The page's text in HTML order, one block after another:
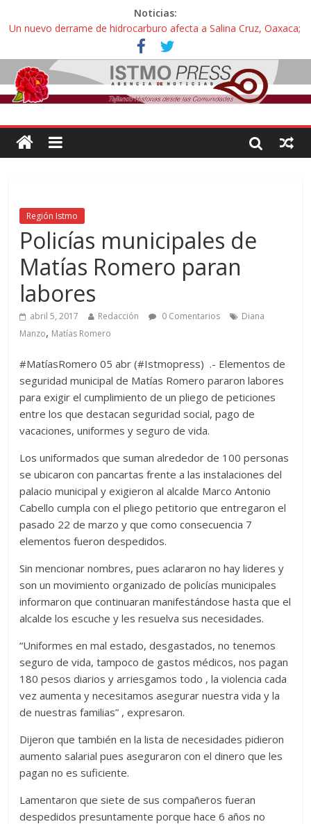
Noticias:
Un nuevo derrame de hidrocarburo afecta a Salina Cruz, Oaxaca;
ahora pescadores de Salinas del Marqués denuncian daños de
Pemex
Ángel, el joven autista expulsado por la Universidad Bienestar de
Ixtepec, Oaxaca vuelve a las aulas tras amparo
Familiares de periodista Alejandro Leyva se reúnen con titular de
intelectuales de su asesinato
Alertan pescadores de Juchitán, Oaxaca de nuevo despojo de su
Región Istmo
Policías municipales de
Matías Romero paran
labores
abril 5, 2017 Redacción 0 Comentarios
Diana
Manzo, Matías Romero
#MatíasRomero 05 abr (#Istmopress) .- Elementos de
seguridad municipal de Matías Romero pararon labores
para exigir el cumplimiento de un pliego de peticiones
entre los que destacan seguridad social, pago de
vacaciones, uniformes y seguro de vida.
Los uniformados que suman alrededor de 100 personas
se ubicaron con pancartas frente a las instalaciones del
palacio municipal y exigieron al alcalde Marco Antonio
Cabello cumpla con el pliego petitorio que entregaron el
pasado 22 de marzo y que como consecuencia 7
elementos fueron despedidos.
Sin mencionar nombres, pues aclararon no hay lideres y
son un movimiento organizado de policías municipales
informaron que continuaran manifestándose hasta que el
alcalde los escuche y les resuelva sus necesidades.
“Uniformes en mal estado, desgastados, no tenemos
seguro de vida, tampoco de gastos médicos, nos pagan
180 pesos diarios y arriesgamos todo , la violencia cada
vez aumenta y necesitamos asegurar nuestra vida y la
de nuestras familias” , expresaron.
Dijeron que también en la lista de necesidades pidieron
aumento salarial pues aseguraron con el dinero que les
pagan no es suficiente.
Lamentaron que siete de sus compañeros fueran
despedidos presuntamente porque hace 6 años no